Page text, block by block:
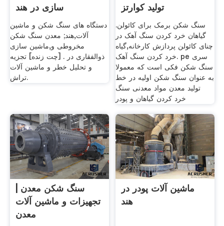
سازی در هند
دستگاه های سنگ شکن و ماشین
آلات,هند; معدن سنگ شکن
مخروطی و,ماشین سازی
ذوالفقاری در . [چت زنده] تجزیه
و تحلیل خطر و ماشین آلات
تراش.
تولید کوارتز
سنگ شکن برمک برای کائولن.
گیاهان خرد کردن سنگ آهک در
چنای کائولن پردازش کارخانه,گیاه
خرد کردن سنگ آهک. pe سری
سنگ شکن فکی است که معمولا
به عنوان سنگ شکن اولیه در خط
تولید معدن مواد معدنی سنگ
خرد کردن گیاهان و پودر
سنگ شکن معدن |
تجهیزات و ماشین آلات
معدن
ماشین آلات پودر در
هند